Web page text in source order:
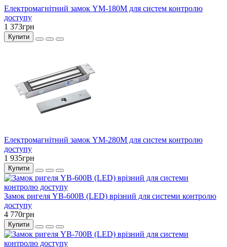
Електромагнітний замок YM-180M для систем контролю
доступу
1 373грн
Купити
Електромагнітний замок YM-280M для систем контролю
доступу
1 935грн
Купити
Замок ригеля YB-600B (LED) врізний для системи контролю
доступу
4 770грн
Купити